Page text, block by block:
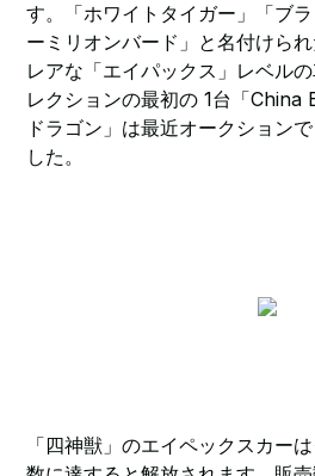
す。「ホワイトタイガー」「ブ
ーミリオンバード」と名付けら
レアな「エイパックス」レベル
レクションの最初の 1台「China
ドラゴン」は最近オークション
した。
「四神獣」のエイペックスカー